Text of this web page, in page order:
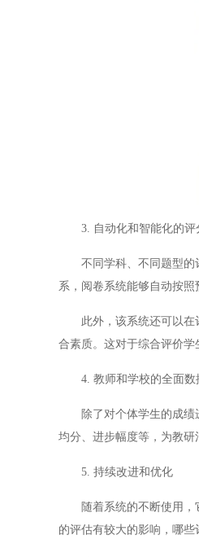
3. 自动化和智能化的评
不同学科、不同题型的评
系，阅卷系统能够自动按照
此外，该系统还可以在评
合素质。这对于综合评价学
4. 教师和学校的全面数
除了对个体学生的成绩进
均分、进步幅度等，为教研
5. 持续改进和优化
随着系统的不断使用，它
的评估有较大的影响，哪